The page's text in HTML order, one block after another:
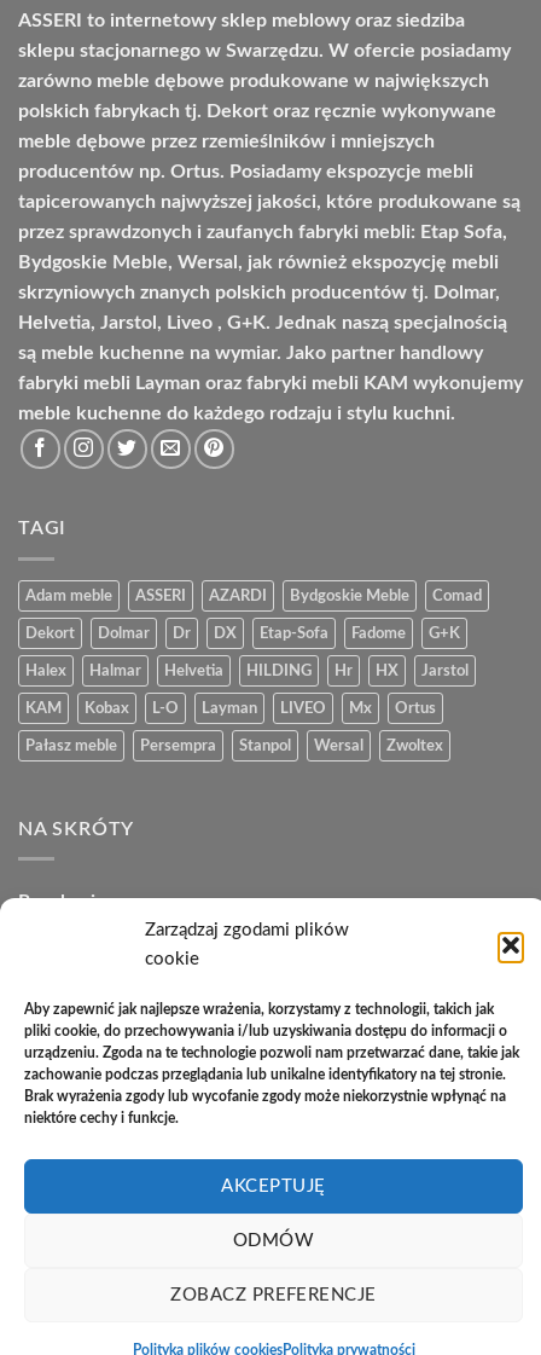
Zarządzaj zgodami plików
cookie
Aby zapewnić jak najlepsze wrażenia, korzystamy z technologii, takich jak
pliki cookie, do przechowywania i/lub uzyskiwania dostępu do informacji o
urządzeniu. Zgoda na te technologie pozwoli nam przetwarzać dane, takie jak
zachowanie podczas przeglądania lub unikalne identyfikatory na tej stronie.
Brak wyrażenia zgody lub wycofanie zgody może niekorzystnie wpłynąć na
niektóre cechy i funkcje.
AKCEPTUJĘ
ODMÓW
ZOBACZ PREFERENCJE
Polityka plików cookiesPolityka prywatności
ASSERI to internetowy sklep meblowy oraz siedziba
sklepu stacjonarnego w Swarzędzu. W ofercie posiadamy
zarówno meble dębowe produkowane w największych
polskich fabrykach tj. Dekort oraz ręcznie wykonywane
meble dębowe przez rzemieślników i mniejszych
producentów np. Ortus. Posiadamy ekspozycje mebli
tapicerowanych najwyższej jakości, które produkowane są
przez sprawdzonych i zaufanych fabryki mebli: Etap Sofa,
Bydgoskie Meble, Wersal, jak również ekspozycję mebli
skrzyniowych znanych polskich producentów tj. Dolmar,
Helvetia, Jarstol, Liveo , G+K. Jednak naszą specjalnością
są meble kuchenne na wymiar. Jako partner handlowy
fabryki mebli Layman oraz fabryki mebli KAM wykonujemy
meble kuchenne do każdego rodzaju i stylu kuchni.
TAGI
Adam meble ASSERI AZARDI Bydgoskie Meble Comad
Dekort Dolmar Dr DX Etap-Sofa Fadome G+K
Halex Halmar Helvetia HILDING Hr HX Jarstol
KAM Kobax L-O Layman LIVEO Mx Ortus
Pałasz meble Persempra Stanpol Wersal Zwoltex
NA SKRÓTY
Regulamin
Polityka plików cookies (EU)
Polityka zwrotów
Zakupy na raty
Cash
Realizacja asystentwsieci.pl